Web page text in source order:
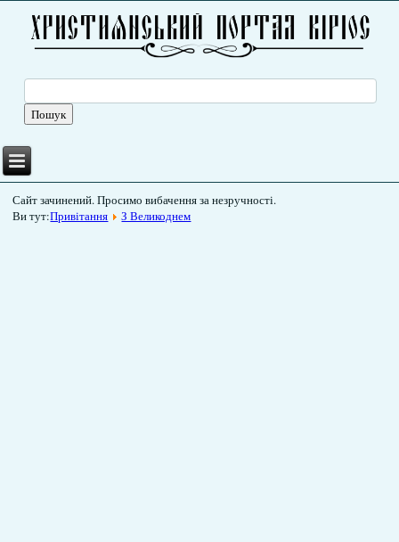
Сайт зачинений. Просимо вибачення за незручності.
Ви тут:Привітання З Великоднем